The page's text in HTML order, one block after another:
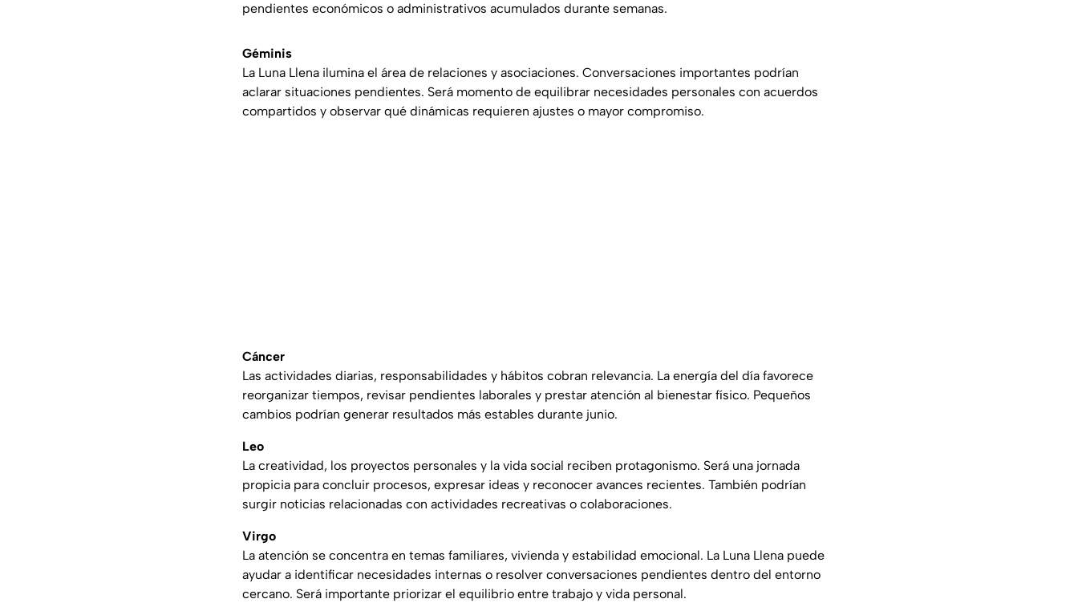
pendientes económicos o administrativos acumulados durante semanas.
Géminis
La Luna Llena ilumina el área de relaciones y asociaciones. Conversaciones importantes podrían
aclarar situaciones pendientes. Será momento de equilibrar necesidades personales con acuerdos
compartidos y observar qué dinámicas requieren ajustes o mayor compromiso.
Cáncer
Las actividades diarias, responsabilidades y hábitos cobran relevancia. La energía del día favorece
reorganizar tiempos, revisar pendientes laborales y prestar atención al bienestar físico. Pequeños
cambios podrían generar resultados más estables durante junio.
Leo
La creatividad, los proyectos personales y la vida social reciben protagonismo. Será una jornada
propicia para concluir procesos, expresar ideas y reconocer avances recientes. También podrían
surgir noticias relacionadas con actividades recreativas o colaboraciones.
Virgo
La atención se concentra en temas familiares, vivienda y estabilidad emocional. La Luna Llena puede
ayudar a identificar necesidades internas o resolver conversaciones pendientes dentro del entorno
cercano. Será importante priorizar el equilibrio entre trabajo y vida personal.